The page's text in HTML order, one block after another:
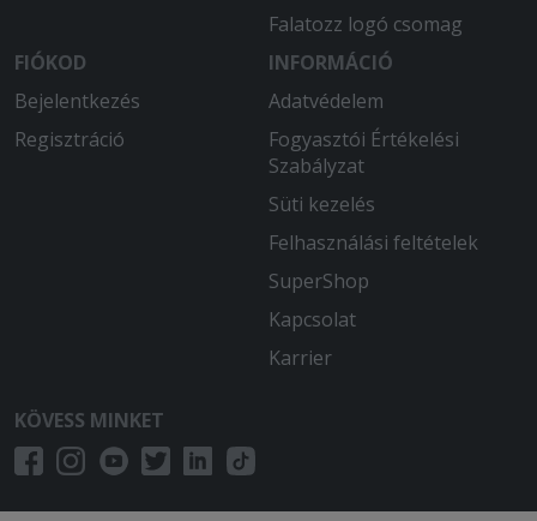
Maximálisan elégedett voltam!
Kitartok emellett az étterem mellett!
Sosem csalódtunk!! És a futár fiú is
mindig kedves!!
Falatozz logó csomag
FIÓKOD
Bejelentkezés
Regisztráció
INFORMÁCIÓ
Adatvédelem
Fogyasztói Értékelési
Szabályzat
Süti kezelés
Felhasználási feltételek
SuperShop
Kapcsolat
Karrier
KÖVESS MINKET